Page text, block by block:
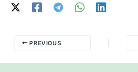
PREVIOUS